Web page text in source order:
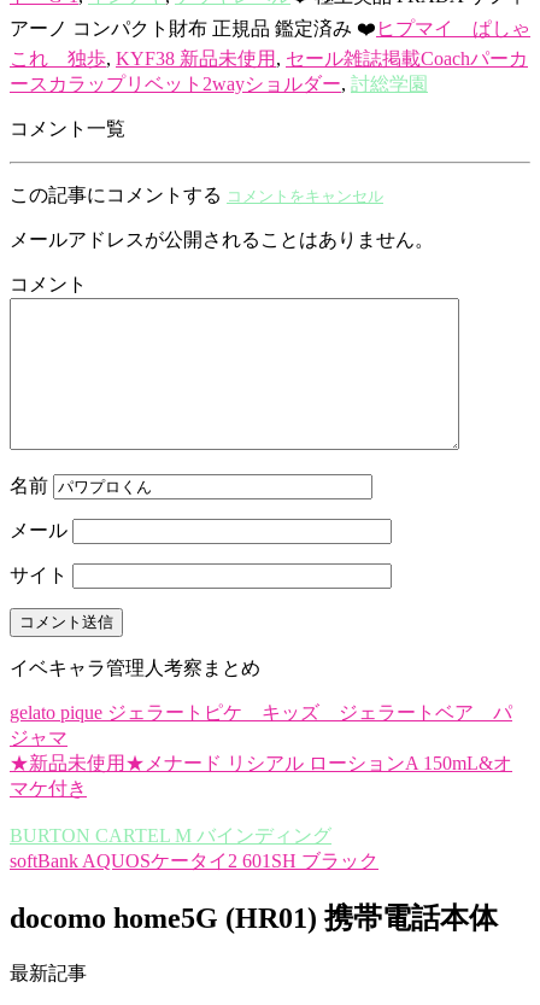
アーノ コンパクト財布 正規品 鑑定済み ❤️ ヒプマイ ぱしゃ
これ 独歩, KYF38 新品未使用 , セール雑誌掲載Coachパーカ
ースカラップリベット2wayショルダー, 討総学園
コメント一覧
この記事にコメントする コメントをキャンセル
メールアドレスが公開されることはありません。
コメント
名前
メール
サイト
イベキャラ管理人考察まとめ
gelato pique ジェラートピケ キッズ ジェラートベア パ
ジャマ
★新品未使用★メナード リシアル ローションA 150mL&オ
マケ付き
BURTON CARTEL M バインディング
softBank AQUOSケータイ2 601SH ブラック
docomo home5G (HR01) 携帯電話本体
最新記事